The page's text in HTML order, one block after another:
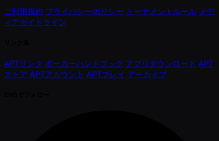
ご利用規約 プライバシーポリシー トーナメントルール メデ
ィアガイドライン
APTリンク ポーカーハンドブック アプリダウンロード APT
ストア APTアカウント APTプレイ アーカイブ